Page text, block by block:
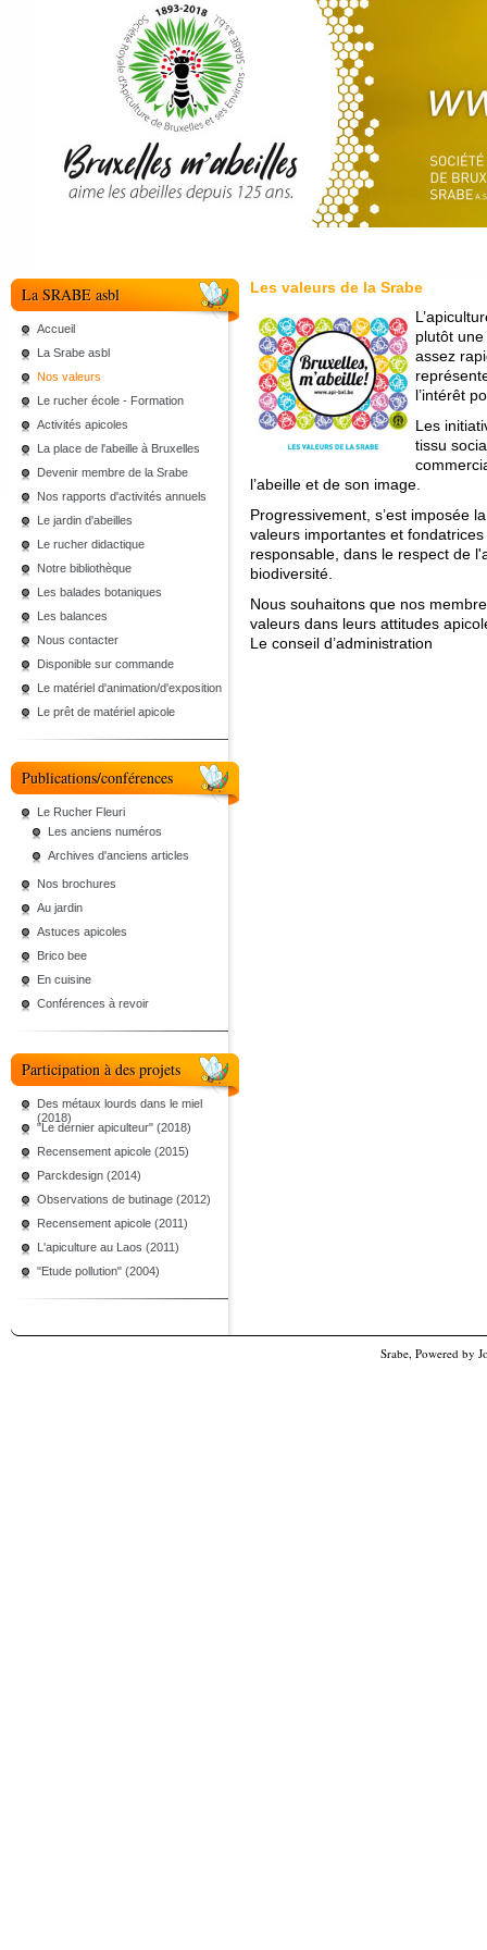
La SRABE asbl
Accueil
La Srabe asbl
Nos valeurs
Le rucher école - Formation
Activités apicoles
La place de l'abeille à Bruxelles
Devenir membre de la Srabe
Nos rapports d'activités annuels
Le jardin d'abeilles
Le rucher didactique
Notre bibliothèque
Les balades botaniques
Les balances
Nous contacter
Disponible sur commande
Le matériel d'animation/d'exposition
Le prêt de matériel apicole
Publications/conférences
Le Rucher Fleuri
Les anciens numéros
Archives d'anciens articles
Nos brochures
Au jardin
Astuces apicoles
Brico bee
En cuisine
Conférences à revoir
Participation à des projets
Des métaux lourds dans le miel
(2018)
"Le dernier apiculteur" (2018)
Recensement apicole (2015)
Parckdesign (2014)
Observations de butinage (2012)
Recensement apicole (2011)
L'apiculture au Laos (2011)
"Etude pollution" (2004)
Les valeurs de la Srabe
plutôt une
assez
l’intérêt
Les
tissu
l’abeille et de son image.
Progressivement, s’est imposée
valeurs importantes et
responsable, dans le respect de
biodiversité.
Nous souhaitons que nos
valeurs dans leurs attitudes
Le conseil d’administration
Srabe, Powered by